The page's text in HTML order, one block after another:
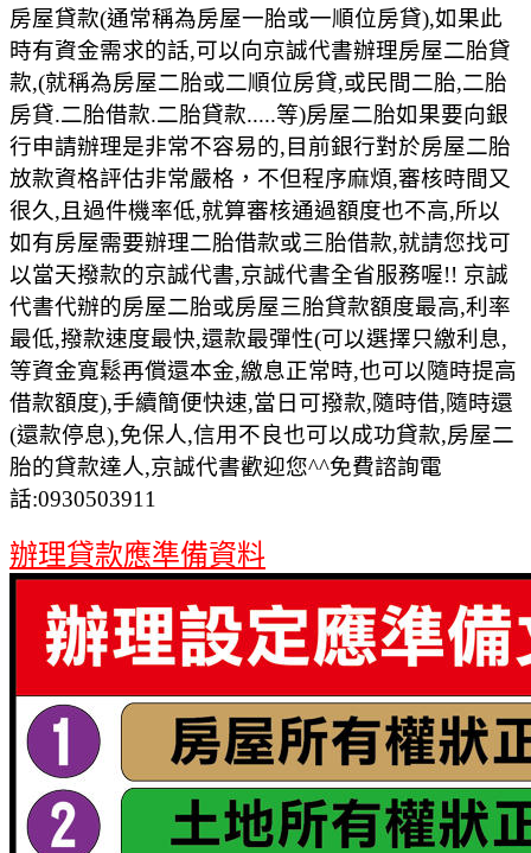
房屋貸款(通常稱為房屋一胎或一順位房貸),如果此
時有資金需求的話,可以向京誠代書辦理房屋二胎貸
款,(就稱為房屋二胎或二順位房貸,或民間二胎,二胎
房貸.二胎借款.二胎貸款.....等)房屋二胎如果要向銀
行申請辦理是非常不容易的,目前銀行對於房屋二胎
放款資格評估非常嚴格，不但程序麻煩,審核時間又
很久,且過件機率低,就算審核通過額度也不高,所以
如有房屋需要辦理二胎借款或三胎借款,就請您找可
以當天撥款的京誠代書,京誠代書全省服務喔!! 京誠
代書代辦的房屋二胎或房屋三胎貸款額度最高,利率
最低,撥款速度最快,還款最彈性(可以選擇只繳利息,
等資金寬鬆再償還本金,繳息正常時,也可以隨時提高
借款額度),手續簡便快速,當日可撥款,隨時借,隨時還
(還款停息),免保人,信用不良也可以成功貸款,房屋二
胎的貸款達人,京誠代書歡迎您^^免費諮詢電
話:0930503911
辦理貸款應準備資料